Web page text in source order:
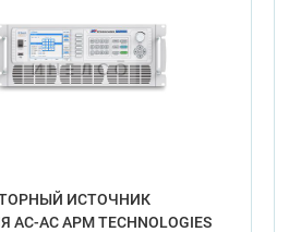
ИСТОЧНИК
AC APM TECHNOLOGIES